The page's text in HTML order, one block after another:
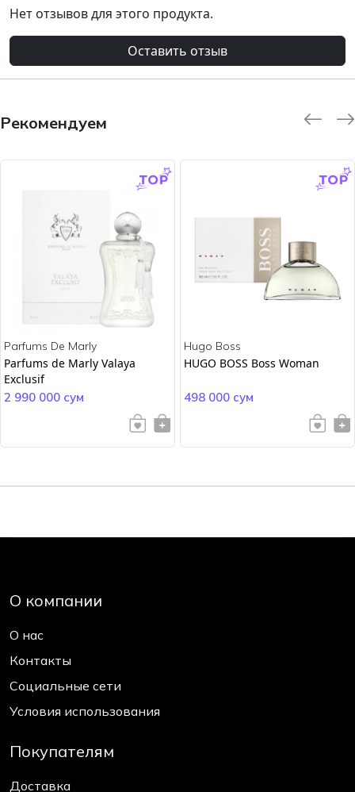
Нет отзывов для этого продукта.
Оставить отзыв
Рекомендуем
Parfums De Marly
Parfums de Marly Valaya
Exclusif
2 990 000 сум
Hugo Boss
HUGO BOSS Boss Woman
498 000 сум
О компании
О нас
Контакты
Социальные сети
Условия использования
Покупателям
Доставка